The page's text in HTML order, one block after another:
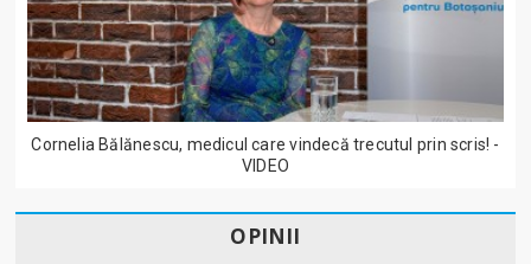
Cornelia Bălănescu, medicul care vindecă trecutul prin scris! -
VIDEO
OPINII